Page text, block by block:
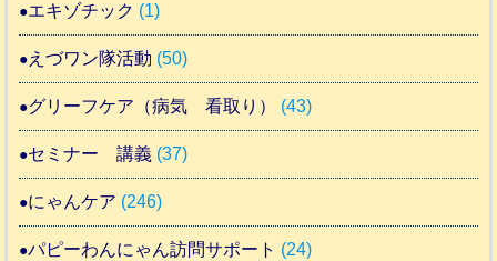
エキゾチック (1)
えづワン隊活動 (50)
グリーフケア（病気 看取り） (43)
セミナー 講義 (37)
にゃんケア (246)
パピーわんにゃん訪問サポート (24)